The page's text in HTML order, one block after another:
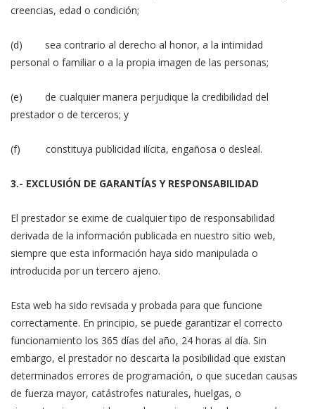
creencias, edad o condición;
(d) sea contrario al derecho al honor, a la intimidad
personal o familiar o a la propia imagen de las personas;
(e) de cualquier manera perjudique la credibilidad del
prestador o de terceros; y
(f) constituya publicidad ilícita, engañosa o desleal.
3.- EXCLUSIÓN DE GARANTÍAS Y RESPONSABILIDAD
El prestador se exime de cualquier tipo de responsabilidad
derivada de la información publicada en nuestro sitio web,
siempre que esta información haya sido manipulada o
introducida por un tercero ajeno.
Esta web ha sido revisada y probada para que funcione
correctamente. En principio, se puede garantizar el correcto
funcionamiento los 365 días del año, 24 horas al día. Sin
embargo, el prestador no descarta la posibilidad que existan
determinados errores de programación, o que sucedan causas
de fuerza mayor, catástrofes naturales, huelgas, o